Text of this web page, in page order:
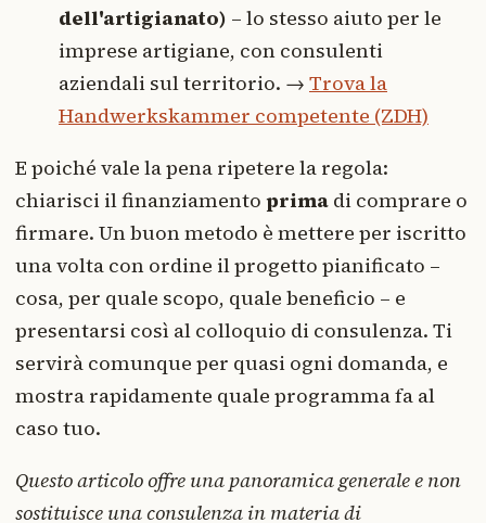
dell'artigianato) – lo stesso aiuto per le
imprese artigiane, con consulenti
aziendali sul territorio. → Trova la
Handwerkskammer competente (ZDH)
E poiché vale la pena ripetere la regola:
chiarisci il finanziamento prima di comprare o
firmare. Un buon metodo è mettere per iscritto
una volta con ordine il progetto pianificato –
cosa, per quale scopo, quale beneficio – e
presentarsi così al colloquio di consulenza. Ti
servirà comunque per quasi ogni domanda, e
mostra rapidamente quale programma fa al
caso tuo.
Questo articolo offre una panoramica generale e non
sostituisce una consulenza in materia di